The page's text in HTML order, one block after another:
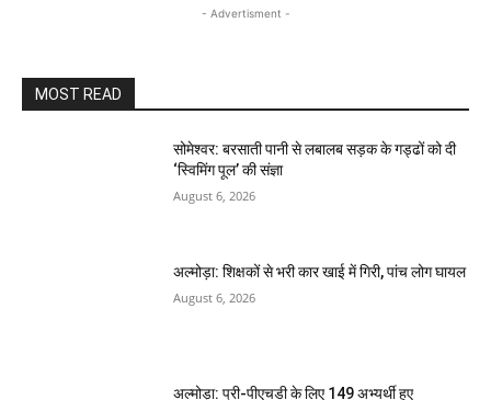
- Advertisment -
MOST READ
सोमेश्वर: बरसाती पानी से लबालब सड़क के गड्ढों को दी
‘स्विमिंग पूल’ की संज्ञा
August 6, 2026
अल्मोड़ा: शिक्षकों से भरी कार खाई में गिरी, पांच लोग घायल
August 6, 2026
अल्मोड़ा: प्री-पीएचडी के लिए 149 अभ्यर्थी हुए